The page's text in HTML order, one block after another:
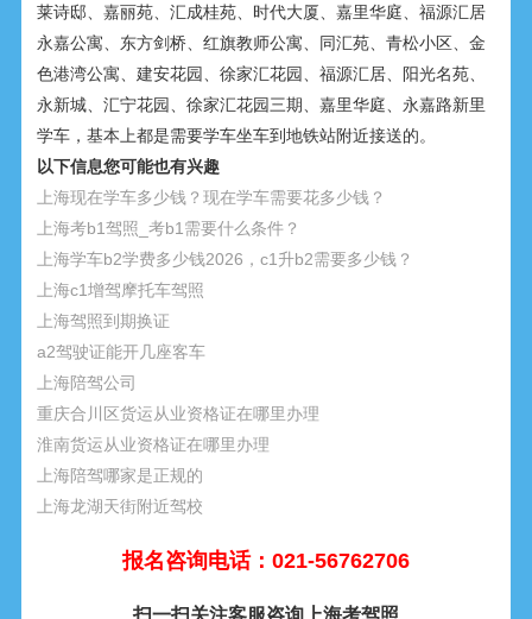
莱诗邸、嘉丽苑、汇成桂苑、时代大厦、嘉里华庭、福源汇居
永嘉公寓、东方剑桥、红旗教师公寓、同汇苑、青松小区、金
色港湾公寓、建安花园、徐家汇花园、福源汇居、阳光名苑、
永新城、汇宁花园、徐家汇花园三期、嘉里华庭、永嘉路新里
学车，基本上都是需要学车坐车到地铁站附近接送的。
以下信息您可能也有兴趣
上海现在学车多少钱？现在学车需要花多少钱？
上海考b1驾照_考b1需要什么条件？
上海学车b2学费多少钱2026，c1升b2需要多少钱？
上海c1增驾摩托车驾照
上海驾照到期换证
a2驾驶证能开几座客车
上海陪驾公司
重庆合川区货运从业资格证在哪里办理
淮南货运从业资格证在哪里办理
上海陪驾哪家是正规的
上海龙湖天街附近驾校
报名咨询电话：021-56762706
扫一扫关注客服咨询上海考驾照